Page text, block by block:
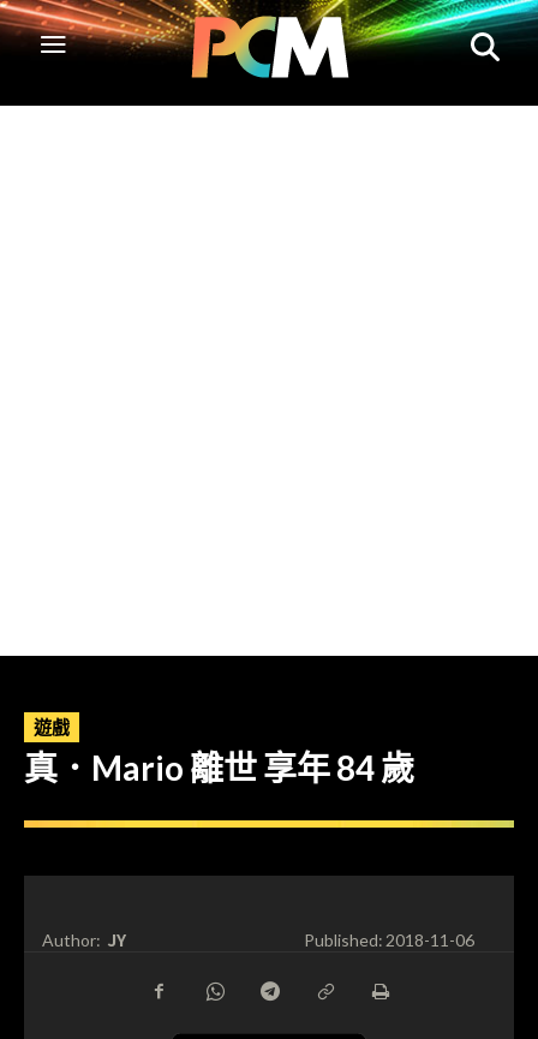
遊戲
真．Mario 離世 享年 84 歲
Author: JY Published:2018-11-06